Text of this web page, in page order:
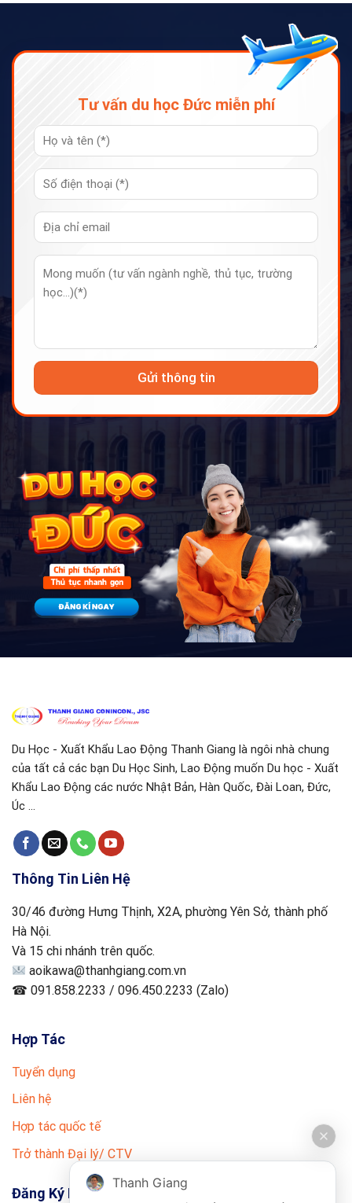
Tư vấn du học Đức miễn phí
Du Học - Xuất Khẩu Lao Động Thanh Giang là ngôi nhà chung
của tất cả các bạn Du Học Sinh, Lao Động muốn Du học - Xuất
Khẩu Lao Động các nước Nhật Bản, Hàn Quốc, Đài Loan, Đức,
Úc ...
Thông Tin Liên Hệ
30/46 đường Hưng Thịnh, X2A, phường Yên Sở, thành phố
Hà Nội.
Và 15 chi nhánh trên quốc.
aoikawa@thanhgiang.com.vn
☎ 091.858.2233 / 096.450.2233 (Zalo)
Hợp Tác
Tuyển dụng
Liên hệ
Hợp tác quốc tế
Trở thành Đại lý/ CTV
Đăng Ký Nhận Tin
Thanh Giang